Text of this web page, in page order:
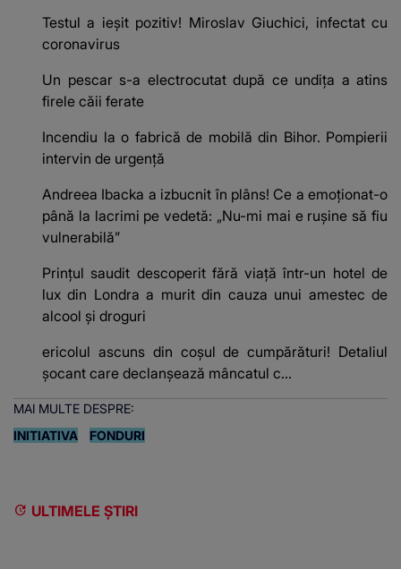
Testul a ieșit pozitiv! Miroslav Giuchici, infectat cu
coronavirus
Un pescar s-a electrocutat după ce undița a atins
firele căii ferate
Incendiu la o fabrică de mobilă din Bihor. Pompierii
intervin de urgență
Andreea Ibacka a izbucnit în plâns! Ce a emoționat-o
până la lacrimi pe vedetă: „Nu-mi mai e rușine să fiu
vulnerabilă”
Prințul saudit descoperit fără viață într-un hotel de
lux din Londra a murit din cauza unui amestec de
alcool și droguri
ericolul ascuns din coșul de cumpărături! Detaliul
șocant care declanșează mâncatul c...
MAI MULTE DESPRE:
INITIATIVA
FONDURI
ULTIMELE ȘTIRI